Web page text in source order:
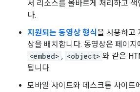
서 리소스를 올바르게 처리하고 색
다.
지원되는 동영상 형식을 사용하고
상을 배치합니다. 동영상은 페이지
<embed> , <object> 와 같은
됩니다.
모바일 사이트와 데스크톱 사이트에